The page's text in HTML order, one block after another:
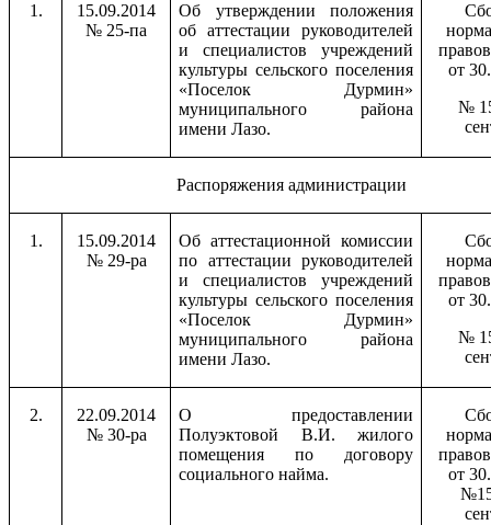
1.
15.09.2014
№ 25-па
Об утверждении положения
об аттестации руководителей
и специалистов учреждений
культуры сельского поселения
«Поселок Дурмин»
муниципального района
имени Лазо.
от
№
Распоряжения администрации
1.
15.09.2014
№ 29-ра
Об аттестационной комиссии
по аттестации руководителей
и специалистов учреждений
культуры сельского поселения
«Поселок Дурмин»
муниципального района
имени Лазо.
от
№
2.
22.09.2014
№ 30-ра
О предоставлении
Полуэктовой В.И. жилого
помещения по договору
социального найма.
от